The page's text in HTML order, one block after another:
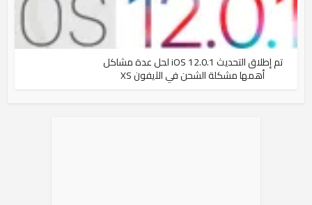
تم إطلاق التحديث iOS 12.0.1 لحل عدة مشاكل
أهمها مشكلة الشحن في الآيفون XS